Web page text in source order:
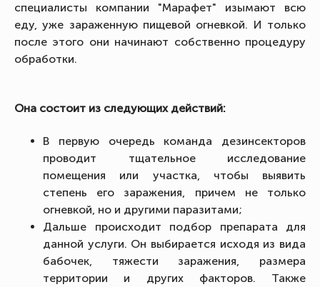
специалисты компании "Марафет" изымают всю
еду, уже зараженную пищевой огневкой. И только
после этого они начинают собственно процедуру
обработки.
Она состоит из следующих действий:
В первую очередь команда дезинсекторов
проводит тщательное исследование
помещения или участка, чтобы выявить
степень его заражения, причем не только
огневкой, но и другими паразитами;
Дальше происходит подбор препарата для
данной услуги. Он выбирается исходя из вида
бабочек, тяжести заражения, размера
территории и других факторов. Также